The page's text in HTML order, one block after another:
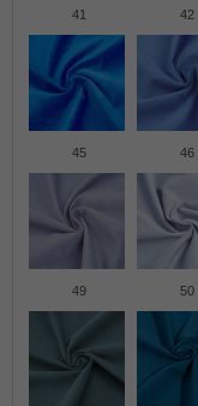
41 42
45 46
49 50